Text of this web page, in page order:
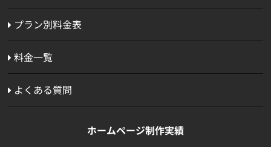
プラン別料金表
料金一覧
よくある質問
ホームページ制作実績